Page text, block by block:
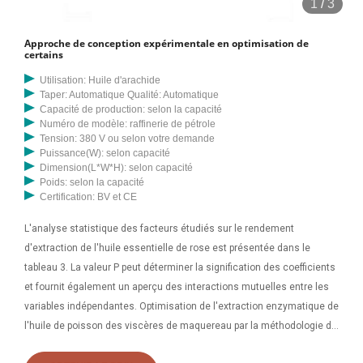
d'extraction, notamment la taille des particules, la température
1,04) et pH (6,28 à 6,94). L'huile extraite de la noix de coco a été
optimisée avec succès grâce au RSM. Les modèles de régression
obtenus ont fourni une base pour sélectionner les variables de
processus optimales pour la récupération du pétrole par extraction par
solvant. Mots clés : cocotier, extraction, méthodologie de surface de
réponse, rendement en huile, optimisation.
1 /3
Approche de conception expérimentale en optimisation de
certains
Utilisation: Huile d'arachide
Taper: Automatique Qualité: Automatique
Capacité de production: selon la capacité
Numéro de modèle: raffinerie de pétrole
Tension: 380 V ou selon votre demande
Puissance(W): selon capacité
Dimension(L*W*H): selon capacité
Poids: selon la capacité
Certification: BV et CE
L'analyse statistique des facteurs étudiés sur le rendement
d'extraction de l'huile essentielle de rose est présentée dans le
tableau 3. La valeur P peut déterminer la signification des coefficients
et fournit également un aperçu des interactions mutuelles entre les
variables indépendantes. Optimisation de l'extraction enzymatique de
l'huile de poisson des viscères de maquereau par la méthodologie de